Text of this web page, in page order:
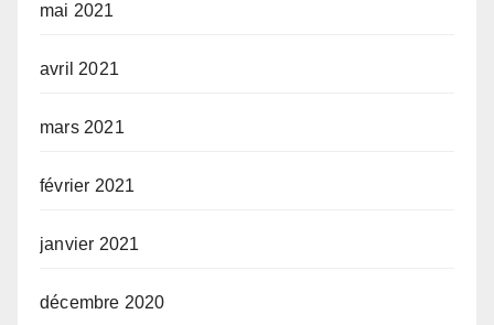
mai 2021
avril 2021
mars 2021
février 2021
janvier 2021
décembre 2020